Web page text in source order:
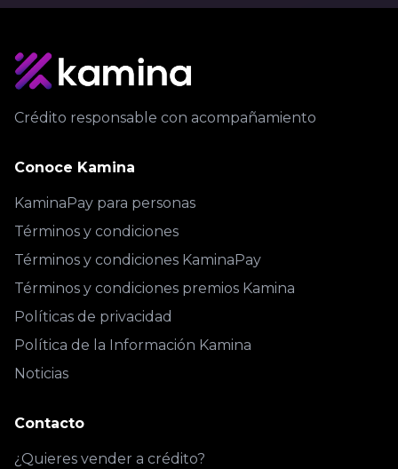
Crédito responsable con acompañamiento
Conoce Kamina
KaminaPay para personas
Términos y condiciones
Términos y condiciones KaminaPay
Términos y condiciones premios Kamina
Políticas de privacidad
Política de la Información Kamina
Noticias
Contacto
¿Quieres vender a crédito?